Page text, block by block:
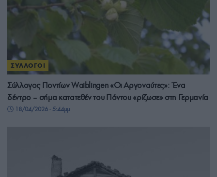
ΣΥΛΛΟΓΟΙ
Σύλλογος Ποντίων Waiblingen «Οι Αργοναύτες»: Ένα
δέντρο – σήμα κατατεθέν του Πόντου «ρίζωσε» στη Γερμανία
18/04/2026 - 5:44μμ